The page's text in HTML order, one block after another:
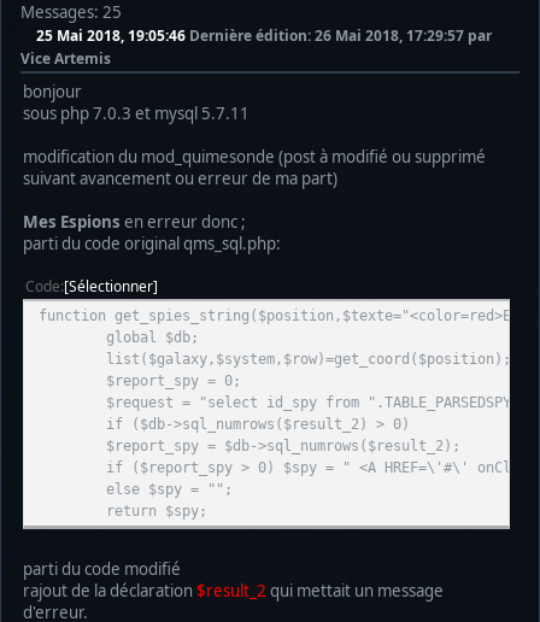
Messages: 25
25 Mai 2018, 19:05:46 Dernière édition: 26 Mai 2018, 17:29:57 par
Vice Artemis
bonjour
sous php 7.0.3 et mysql 5.7.11
modification du mod_quimesonde (post à modifié ou supprimé
suivant avancement ou erreur de ma part)
Mes Espions en erreur donc ;
parti du code original qms_sql.php:
Code Sélectionner
function get_spies_string($position,$texte="<color=red>E</
global $db;
list($galaxy,$system,$row)=get_coord($position);
$report_spy = 0;
$request = "select id_spy from
if ($db->sql_numrows($result_2) > 0)
$report_spy = $db->sql_numrows($result_2);
if ($report_spy > 0) $spy = " <A HREF=\'#\'
else $spy = "";
return $spy;
parti du code modifié
rajout de la déclaration $result_2 qui mettait un message
d'erreur.